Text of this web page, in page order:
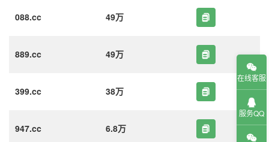
088.cc 49万
889.cc 49万
399.cc 38万
947.cc 6.8万
在线客服
服务QQ